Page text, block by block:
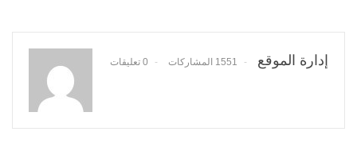
إدارة الموقع 1551 المشاركات 0 تعليقات